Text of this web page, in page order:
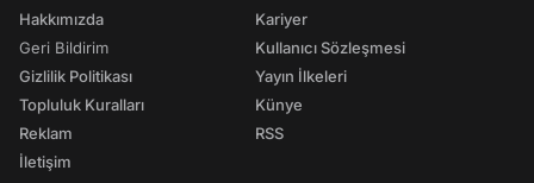
Hakkımızda
Geri Bildirim
Gizlilik Politikası
Topluluk Kuralları
Reklam
İletişim
Kariyer
Kullanıcı Sözleşmesi
Yayın İlkeleri
Künye
RSS